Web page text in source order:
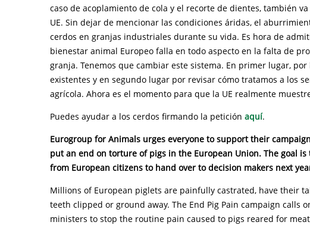
caso de acoplamiento de cola y el recorte de dientes, también
UE. Sin dejar de mencionar las condiciones áridas, el
cerdos en granjas industriales durante su vida. Es hora de
bienestar animal Europeo falla en todo aspecto en la falta de
granja. Tenemos que cambiar este sistema. En primer lugar,
existentes y en segundo lugar por revisar cómo tratamos a los
agrícola. Ahora es el momento para que la UE realmente
Puedes ayudar a los cerdos firmando la petición aquí.
Eurogroup for Animals urges everyone to support their campaign
put an end on torture of pigs in the European Union. The goal
from European citizens to hand over to decision makers next
Millions of European piglets are painfully castrated, have their
teeth clipped or ground away. The End Pig Pain campaign calls
ministers to stop the routine pain caused to pigs reared for